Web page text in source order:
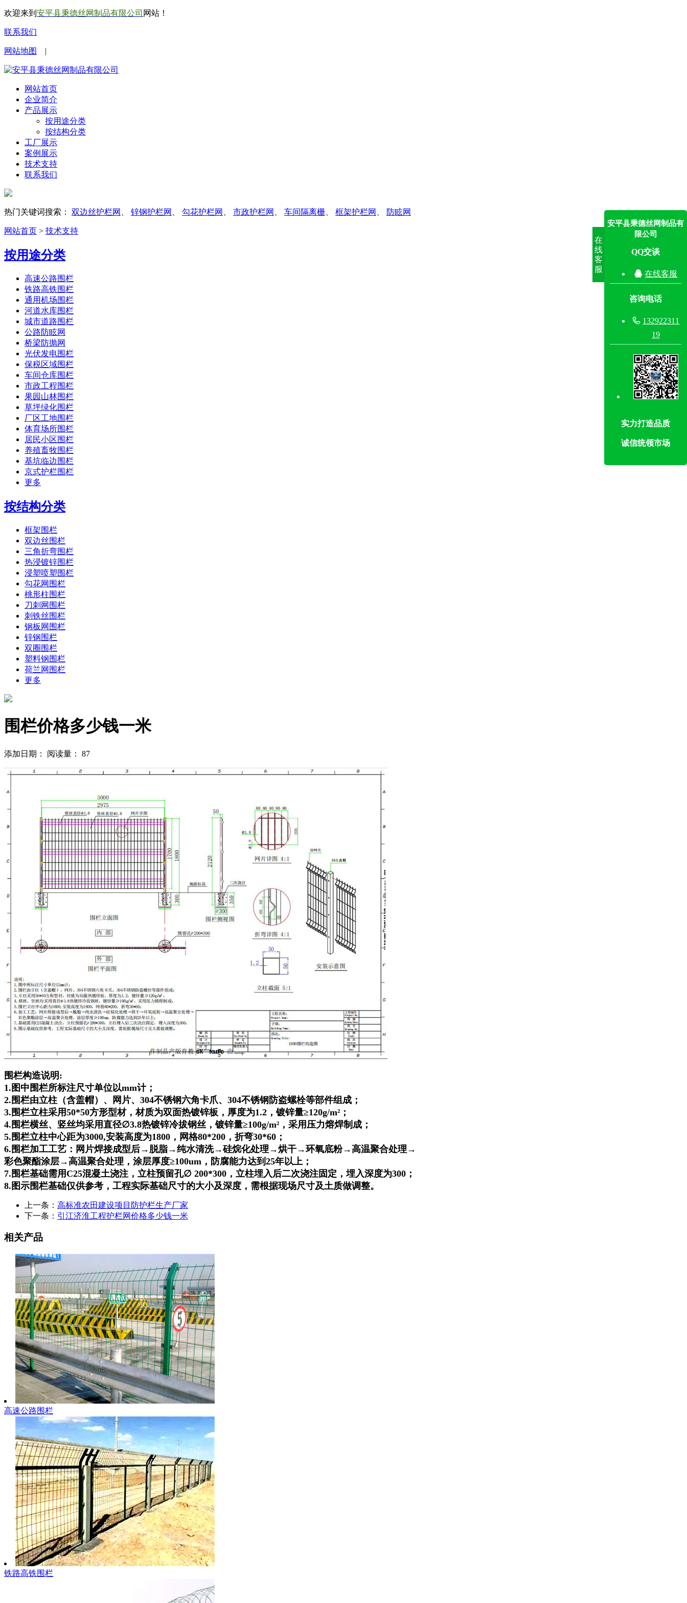
欢迎来到 安平县秉德丝网制品有限公司 网站！
联系我们
网站地图 |
网站首页
企业简介
产品展示
按用途分类
按结构分类
工厂展示
案例展示
技术支持
联系我们
热门关键词搜索： 双边丝护栏网 锌钢护栏网 勾花护栏网 市政护栏网 车间隔离栅 框架护栏网 防眩网
网站首页 > 技术支持
按用途分类
高速公路围栏
铁路高铁围栏
通用机场围栏
河道水库围栏
城市道路围栏
公路防眩网
桥梁防抛网
光伏发电围栏
保税区域围栏
车间仓库围栏
市政工程围栏
果园山林围栏
草坪绿化围栏
厂区工地围栏
体育场所围栏
居民小区围栏
养殖畜牧围栏
基坑临边围栏
京式护栏围栏
更多
按结构分类
框架围栏
双边丝围栏
三角折弯围栏
热浸镀锌围栏
浸塑喷塑围栏
勾花网围栏
桃形柱围栏
刀刺网围栏
刺铁丝围栏
钢板网围栏
锌钢围栏
双圈围栏
塑料钢围栏
荷兰网围栏
更多
围栏价格多少钱一米
添加日期： 阅读量： 87
围栏构造说明:
1.图中围栏所标注尺寸单位以mm计；
2.围栏由立柱（含盖帽）、网片、304不锈钢六角卡爪、304不锈钢防盗螺栓等部件组成；
3.围栏立柱采用50*50方形型材，材质为双面热镀锌板，厚度为1.2，镀锌量≥120g/m²；
4.围栏横丝、竖丝均采用直径∅3.8热镀锌冷拔钢丝，镀锌量≥100g/m²，采用压力熔焊制成；
5.围栏立柱中心距为3000,安装高度为1800，网格80*200，折弯30*60；
6.围栏加工工艺：网片焊接成型后→脱脂→纯水清洗→硅烷化处理→烘干→环氧底粉→高温聚合处理→
彩色聚酯涂层→高温聚合处理，涂层厚度≥100um，防腐能力达到25年以上；
7.围栏基础需用C25混凝土浇注，立柱预留孔∅ 200*300，立柱埋入后二次浇注固定，埋入深度为300；
8.图示围栏基础仅供参考，工程实际基础尺寸的大小及深度，需根据现场尺寸及土质做调整。
上一条： 高标准农田建设项目防护栏生产厂家
下一条： 引江济淮工程护栏网价格多少钱一米
相关产品
高速公路围栏
铁路高铁围栏
在
线
客
服
安平县秉德丝网制品有
限公司
QQ交谈
 在线客服
咨询电话
 132922311
19
实力打造品质
诚信统领市场